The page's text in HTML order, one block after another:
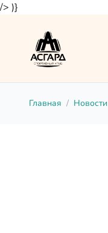
/> )}
Главная / Новости